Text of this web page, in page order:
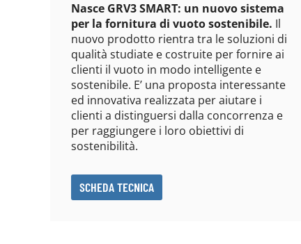
Nasce GRV3 SMART: un nuovo sistema
per la fornitura di vuoto sostenibile. Il
nuovo prodotto rientra tra le soluzioni di
qualità studiate e costruite per fornire ai
clienti il vuoto in modo intelligente e
sostenibile. E’ una proposta interessante
ed innovativa realizzata per aiutare i
clienti a distinguersi dalla concorrenza e
per raggiungere i loro obiettivi di
sostenibilità.
SCHEDA TECNICA